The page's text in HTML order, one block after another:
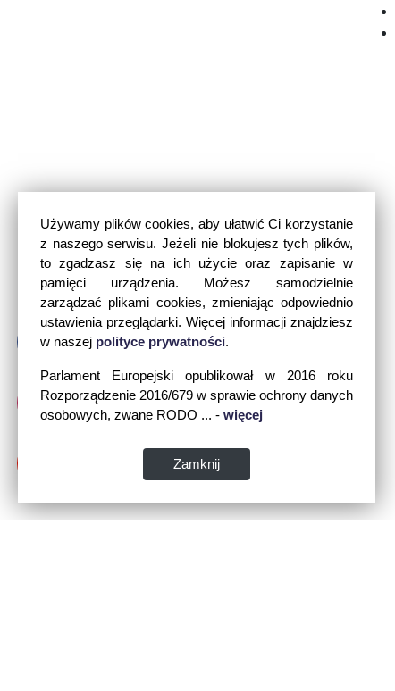
Używamy plików cookies, aby ułatwić Ci korzystanie
z naszego serwisu. Jeżeli nie blokujesz tych plików,
to zgadzasz się na ich użycie oraz zapisanie w
pamięci urządzenia. Możesz samodzielnie
zarządzać plikami cookies, zmieniając odpowiednio
ustawienia przeglądarki. Więcej informacji znajdziesz
w naszej polityce prywatności.
Parlament Europejski opublikował w 2016 roku
Rozporządzenie 2016/679 w sprawie ochrony danych
osobowych, zwane RODO ... - więcej
Zamknij